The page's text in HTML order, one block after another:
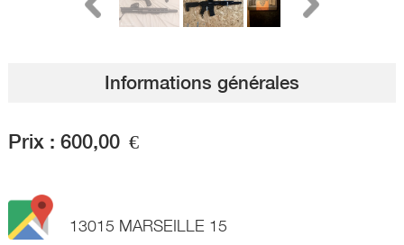
Informations générales
Prix : 600,00 €
13015 MARSEILLE 15